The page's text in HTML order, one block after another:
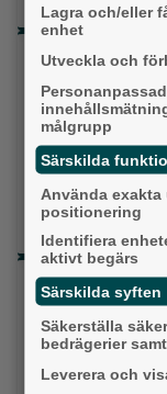
Milstolpen:
järnvägen
Detta
Ånga upp
Alingsås
Lagra och/eller
enhet
Utveckla och
målgrupp
Särskilda
Använda
positionering
Identifiera
aktivt begärs
Särskilda syften
Säkerställa
bedrägerier
Leverera och